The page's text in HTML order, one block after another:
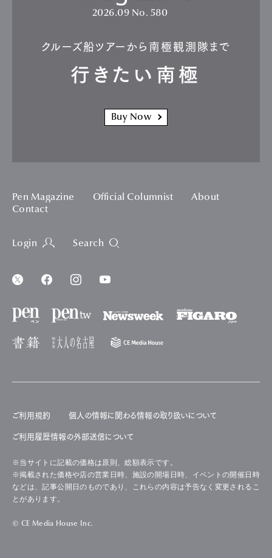
2026.09 No. 580
クルーズ船ツアーから南極観測隊まで
行きたい南極
Buy Now
Pen Magazine Official Columnist
About
Contact
Login Search
ご利用規約 個人の情報に関わる情報の取り扱いについて
ご利用履歴情報の外部送信について
※当サイトに記載の価格は原則、総額表示です。
※掲載された価格や店の営業日時、施設の開場日時、イベントの開催日時
などは、記事公開日のものであり、これらの内容は予告なく変更されるこ
とがあります。
© CE Media House Inc.